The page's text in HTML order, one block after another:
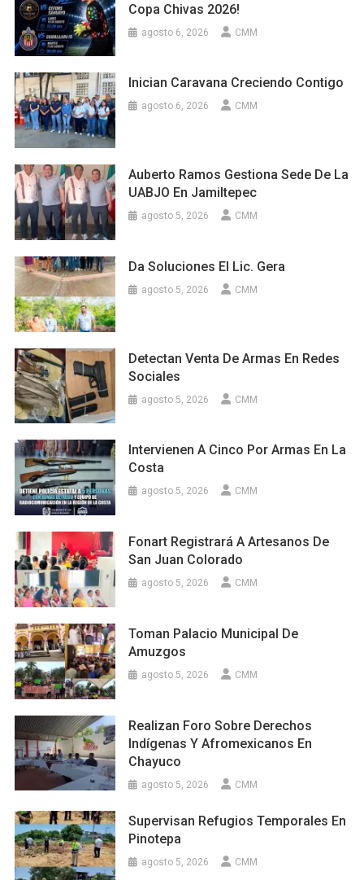
Copa Chivas 2026!
agosto 6, 2026 CMM
Inician Caravana Creciendo Contigo
agosto 6, 2026 CMM
Auberto Ramos Gestiona Sede De La
UABJO En Jamiltepec
agosto 5, 2026 CMM
Da Soluciones El Lic. Gera
agosto 5, 2026 CMM
Detectan Venta De Armas En Redes
Sociales
agosto 5, 2026 CMM
Intervienen A Cinco Por Armas En La
Costa
agosto 5, 2026 CMM
Fonart Registrará A Artesanos De
San Juan Colorado
agosto 5, 2026 CMM
Toman Palacio Municipal De
Amuzgos
agosto 5, 2026 CMM
Realizan Foro Sobre Derechos
Indígenas Y Afromexicanos En
Chayuco
agosto 5, 2026 CMM
Supervisan Refugios Temporales En
Pinotepa
agosto 5, 2026 CMM